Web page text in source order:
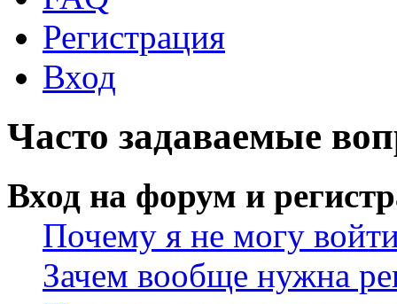
Регистрация
Вход
Часто задаваемые
Вход на форум и
Почему я не могу
Зачем вообще нужна